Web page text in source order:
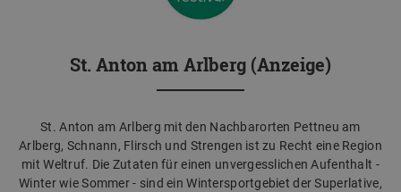
St. Anton am Arlberg (Anzeige)
St. Anton am Arlberg mit den Nachbarorten Pettneu am
Arlberg, Schnann, Flirsch und Strengen ist zu Recht eine Region
mit Weltruf. Die Zutaten für einen unvergesslichen Aufenthalt -
Winter wie Sommer - sind ein Wintersportgebiet der Superlative,